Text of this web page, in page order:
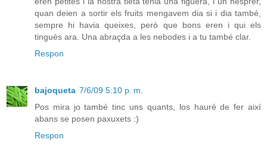
quan deien a sortir els fruits mengavem dia si i dia també,
sempre hi havia queixes, però que bons eren i qui els
tinguès ara. Una abraçda a les nebodes i a tu també clar.
Respon
bajoqueta 7/6/09 5:10 p. m.
Pos mira jo també tinc uns quants, los hauré de fer així
abans se posen paxuxets :)
Respon